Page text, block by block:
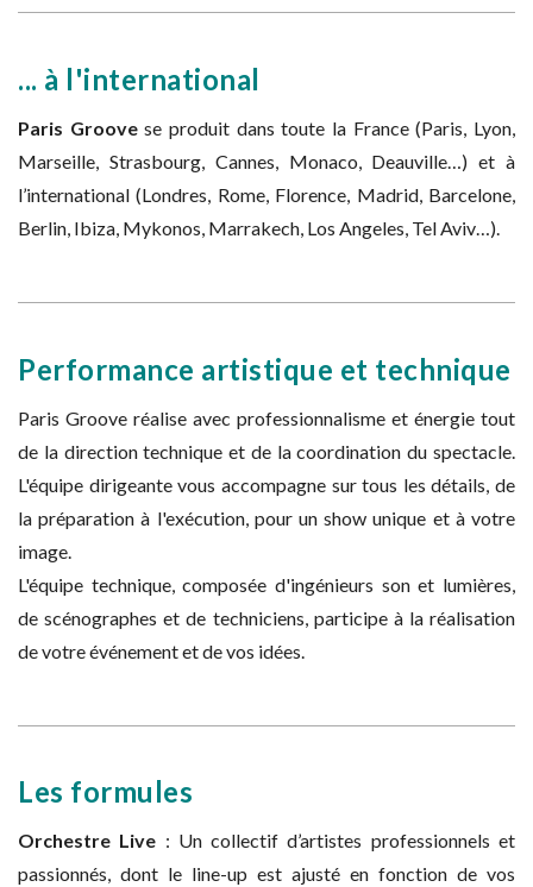
... à l'international
Paris Groovese produit dans toute la France (Paris, Lyon,
Marseille, Strasbourg, Cannes, Monaco, Deauville…) et à
l’international (Londres, Rome, Florence, Madrid, Barcelone,
Berlin, Ibiza, Mykonos, Marrakech, Los Angeles, Tel Aviv…).
Performance artistique et technique
Paris Groove réalise avec professionnalisme et énergie tout
de la direction technique et de la coordination du spectacle.
L'équipe dirigeante vous accompagne sur tous les détails, de
la préparation à l'exécution, pour un show unique et à votre
image.
L'équipe technique, composée d'ingénieurs son et lumières,
de scénographes et de techniciens, participe à la réalisation
de votre événement et de vos idées.
Les formules
Orchestre Live : Un collectif d’artistes professionnels et
passionnés, dont le line-up est ajusté en fonction de vos